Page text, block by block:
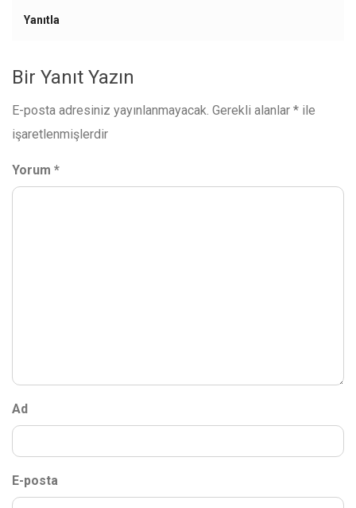
Yanıtla
Bir Yanıt Yazın
E-posta adresiniz yayınlanmayacak. Gerekli alanlar * ile
işaretlenmişlerdir
Yorum *
Ad
E-posta